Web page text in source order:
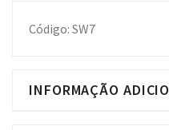
Código: SW7
INFORMAÇÃO